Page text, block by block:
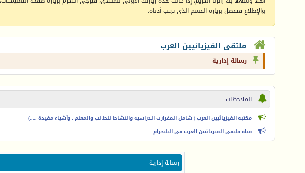
والإطلاع فتفضل بزيارة القسم الذي ترغب أدناه.
ملتقى الفيزيائيين العرب
رسالة إدارية
الملاحظات
مكتبة الفيزيائيين العرب ( شامل المقرارت الدراسية والنشاط للطالب والمعلم ، وأشياء مفيدة .....)
قناة ملتقى الفيزيائيين العرب في التليجرام
رسالة إدارية